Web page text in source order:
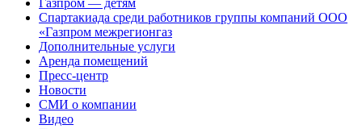
Газпром — детям
Спартакиада среди работников группы компаний ООО
«Газпром межрегионгаз
Дополнительные услуги
Аренда помещений
Пресс-центр
Новости
СМИ о компании
Видео